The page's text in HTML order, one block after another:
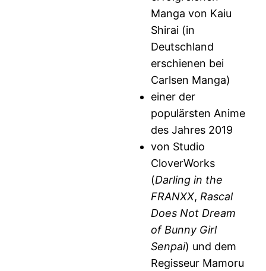
Manga von Kaiu
Shirai (in
Deutschland
erschienen bei
Carlsen Manga)
einer der
populärsten Anime
des Jahres 2019
von Studio
CloverWorks
(Darling in the
FRANXX,Rascal
Does Not Dream
of Bunny Girl
Senpai) und dem
Regisseur Mamoru